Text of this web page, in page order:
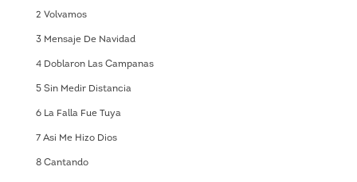
2 Volvamos
3 Mensaje De Navidad
4 Doblaron Las Campanas
5 Sin Medir Distancia
6 La Falla Fue Tuya
7 Asi Me Hizo Dios
8 Cantando